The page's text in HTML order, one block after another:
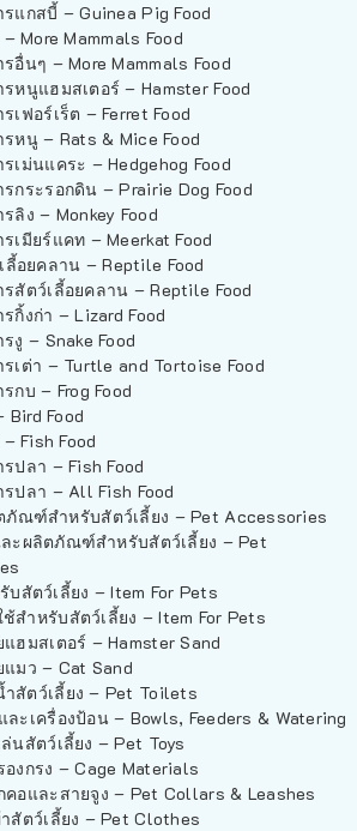
รแกสบี้ – Guinea Pig Food
More Mammals Food
รอื่นๆ – More Mammals Food
รหนูแฮมสเตอร์ – Hamster Food
เฟอร์เร็ต – Ferret Food
รหนู – Rats & Mice Food
รเม่นแคระ – Hedgehog Food
รกระรอกดิน – Prairie Dog Food
ลิง – Monkey Food
รเมียร์แคท – Meerkat Food
ลี้อยคลาน – Reptile Food
รสัตว์เลี้อยคลาน – Reptile Food
กิ้งก่า – Lizard Food
งู – Snake Food
รเต่า – Turtle and Tortoise Food
กบ – Frog Food
Bird Food
Fish Food
รปลา – Fish Food
รปลา – All Fish Food
ณฑ์สำหรับสัตว์เลี้ยง – Pet Accessories
ะผลิตภัณฑ์สำหรับสัตว์เลี้ยง – Pet
บสัตว์เลี้ยง – Item For Pets
ช้สำหรับสัตว์เลี้ยง – Item For Pets
ฮมสเตอร์ – Hamster Sand
แมว – Cat Sand
ำสัตว์เลี้ยง – Pet Toilets
ละเครื่องป้อน – Bowls, Feeders & Watering
นสัตว์เลี้ยง – Pet Toys
องกรง – Cage Materials
คอและสายจูง – Pet Collars & Leashes
าสัตว์เลี้ยง – Pet Clothes